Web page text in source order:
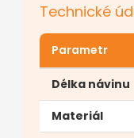
Technické
Parametr
Délka návinu
Materiál